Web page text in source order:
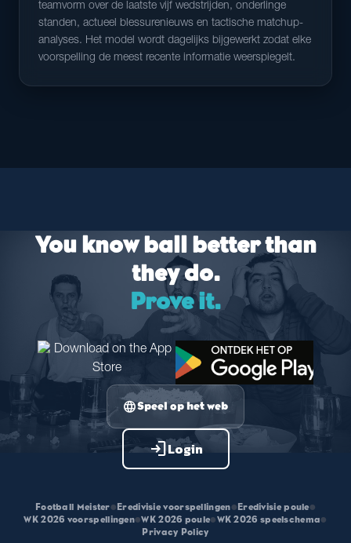
teamvorm over de laatste vijf wedstrijden, onderlinge
standen, actueel blessurenieuws en tactische matchup-
analyses. Het model wordt dagelijks bijgewerkt zodat elke
voorspelling de meest recente informatie weerspiegelt.
You know ball better than
they do.
Prove it.
languageSpeel op het web
loginLogin
Football Meister• Eredivisie voorspellingen• Eredivisie poule•
WK 2026 voorspellingen•WK 2026 poule•WK 2026 speelschema•
Privacy Policy